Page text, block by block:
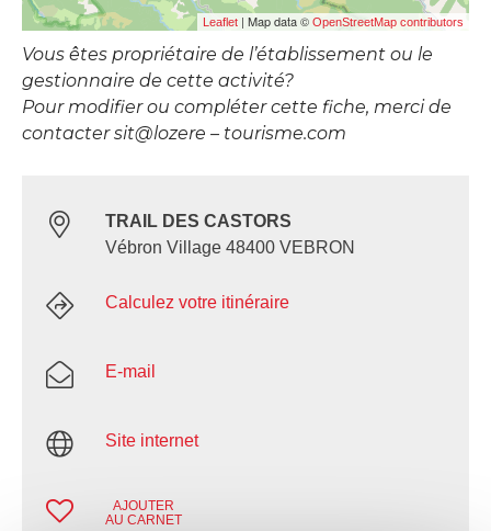
Leaflet | Map data © OpenStreetMap contributors
Vous êtes propriétaire de l’établissement ou le
gestionnaire de cette activité?
Pour modifier ou compléter cette fiche, merci de
contacter sit@lozere – tourisme.com
TRAIL DES CASTORS
Vébron Village 48400 VEBRON
Calculez votre itinéraire
E-mail
Site internet
AJOUTER
AU CARNET